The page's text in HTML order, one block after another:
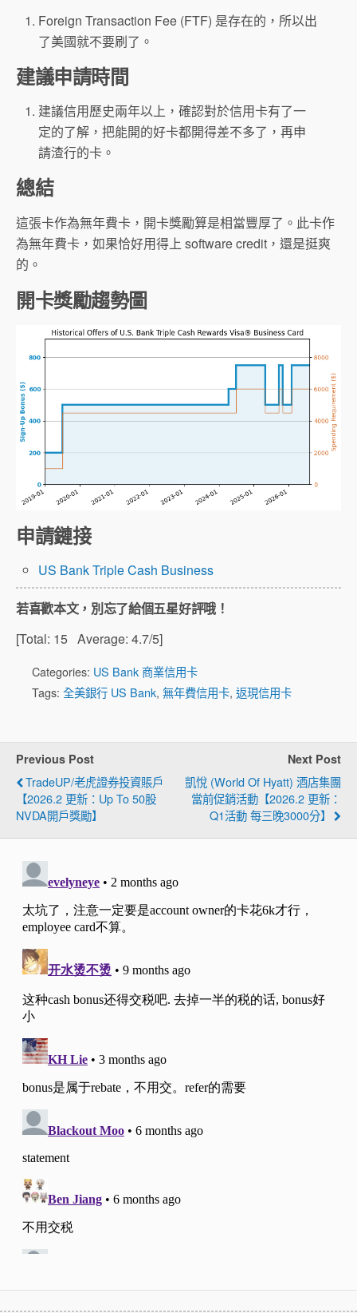
Foreign Transaction Fee (FTF) 是存在的，所以出
了美國就不要刷了。
建議申請時間
建議信用歷史兩年以上，確認對於信用卡有了一
定的了解，把能開的好卡都開得差不多了，再申
請渣行的卡。
總結
這張卡作為無年費卡，開卡獎勵算是相當豐厚了。此卡作
為無年費卡，如果恰好用得上 software credit，還是挺爽
的。
開卡獎勵趨勢圖
申請鏈接
US Bank Triple Cash Business
若喜歡本文，別忘了給個五星好評哦！
[Total: 15 Average: 4.7/5]
Categories: US Bank 商業信用卡
Tags: 全美銀行 US Bank, 無年費信用卡, 返現信用卡
Previous Post
TradeUP/老虎證券投資賬戶
【2026.2 更新：Up To 50股
NVDA開戶獎勵】
Next Post
凱悅 (World Of Hyatt) 酒店集團
當前促銷活動【2026.2 更新：
Q1活動 每三晚3000分】